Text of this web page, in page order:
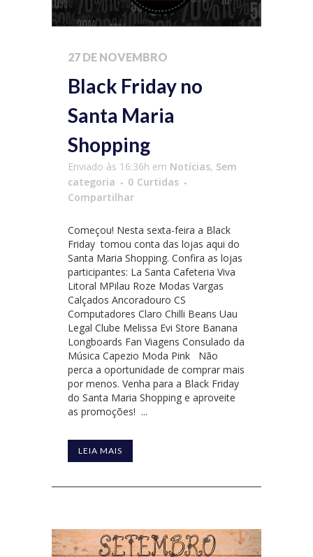
27 DE NOVEMBRO
Black Friday no
Santa Maria
Shopping
Enviado às 16:36h em Notícias, Sem
categoria
0 Curtidas
Compartilhar
Começou! Nesta sexta-feira a Black
Friday tomou conta das lojas aqui do
Santa Maria Shopping. Confira as lojas
participantes: La Santa Cafeteria Viva
Litoral MPilau Roze Modas Vargas
Calçados Ancoradouro CS
Computadores Claro Chilli Beans Uau
Legal Clube Melissa Evi Store Banana
Longboards Fan Viagens Consulado da
Música Capezio Moda Pink Não
perca a oportunidade de comprar mais
por menos. Venha para a Black Friday
do Santa Maria Shopping e aproveite
as promoções! ...
LEIA MAIS